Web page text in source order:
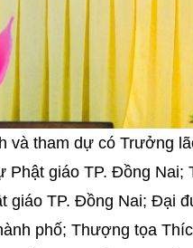
và tham dự có Trưởng
Phật giáo TP. Đồng
giáo TP. Đồng Nai; Đại
phố; Thượng tọa